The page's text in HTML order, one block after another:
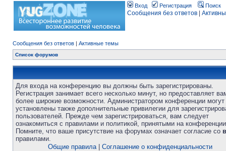
Вход Регистрация Поиск
Сообщения без ответов
Сообщения без ответов | Активные темы
Список форумов
Для входа на конференцию вы должны быть зарегистрированы.
Регистрация занимает всего несколько минут, но предоставляет
более широкие возможности. Администратором конференции
установлены также дополнительные привилегии для
пользователей. Прежде чем зарегистрироваться, вам следует
ознакомиться с правилами и политикой, принятыми на
Помните, что ваше присутствие на форумах означает согласие со
правилами.
Общие правила| Соглашение о конфиденциальности